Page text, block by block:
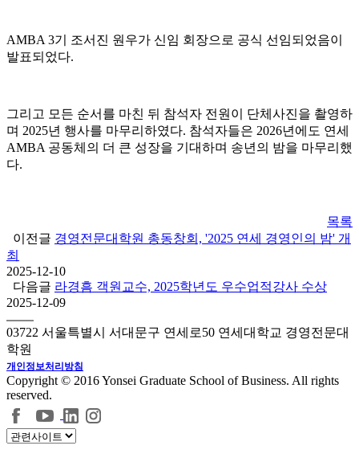
AMBA 3기 조서진 원우가 신임 회장으로 공식 선임되었음이
발표되었다.
그리고 모든 순서를 마친 뒤 참석자 전원이 단체사진을 촬영하
며 2025년 행사를 마무리하였다. 참석자들은 2026년에도 연세
AMBA 공동체의 더 큰 성장을 기대하며 송년의 밤을 마무리했
다.
목록
이전글 경영전문대학원 총동창회, '2025 연세 경영인의 밤' 개
최
2025-12-10
다음글 라경흠 객원교수, 2025학년도 우수업적강사 수상
2025-12-09
03722 서울특별시 서대문구 연세로50 연세대학교 경영전문대
학원
개인정보처리방침
Copyright © 2016 Yonsei Graduate School of Business. All rights
reserved.